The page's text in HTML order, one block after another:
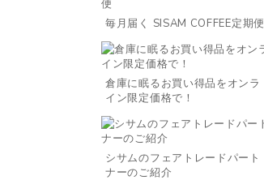
毎月届く SISAM COFFEE定期便
倉庫に眠るお買い得品をオンラ
イン限定価格で！
シサムのフェアトレードパート
ナーのご紹介